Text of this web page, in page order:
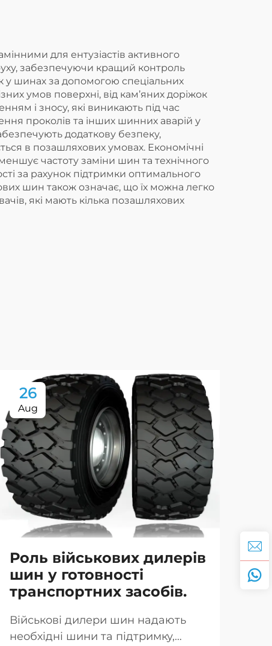
для ентузіастів активного
забезпечуючи кращий контроль
у шинах за допомогою спеціальних
умов поверхні, від кам’яних доріжок
і зносу, які виникають під час
проколів та інших шинних аварій у
додаткову безпеку,
в позашляхових умовах. Економічні
частоту заміни шин та технічного
за рахунок підтримки оптимального
шин також означає, що їх можна легко
які мають кілька позашляхових
26
Aug
Роль військових дилерів
шин у готовності
транспортних засобів.
Військові дилери шин надають
необхідні шини та підтримку,